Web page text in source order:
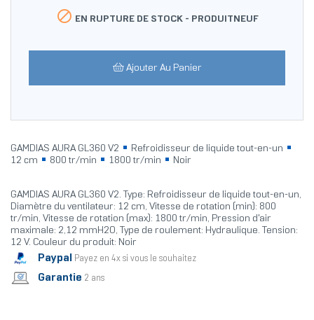
 EN RUPTURE DE STOCK - PRODUITNEUF
Ajouter Au Panier
GAMDIAS AURA GL360 V2
Refroidisseur de liquide tout-en-un
12 cm
800 tr/min 1800 tr/min Noir
GAMDIAS AURA GL360 V2. Type: Refroidisseur de liquide tout-en-un,
Diamètre du ventilateur: 12 cm, Vitesse de rotation (min): 800
tr/min, Vitesse de rotation (max): 1800 tr/min, Pression d'air
maximale: 2,12 mmH2O, Type de roulement: Hydraulique. Tension:
12 V. Couleur du produit: Noir
Paypal Payez en 4x si vous le souhaitez
Garantie 2 ans